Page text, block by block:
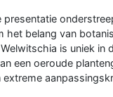
presentatie
het belang van
is uniek in
een oeroude